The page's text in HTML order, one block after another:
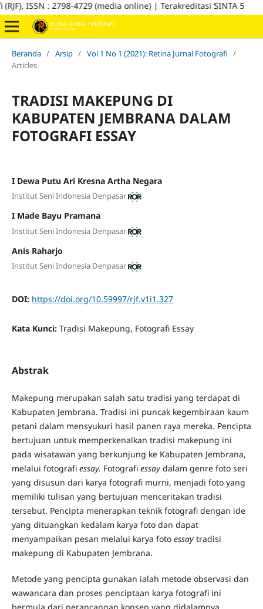
ISSN : 2798-4729 (media online) | Terakreditasi SINTA 5
Beranda / Arsip / Vol 1 No 1 (2021): Retina Jurnal Fotografi /
Articles
TRADISI MAKEPUNG DI
KABUPATEN JEMBRANA DALAM
FOTOGRAFI ESSAY
I Dewa Putu Ari Kresna Artha Negara
Institut Seni Indonesia Denpasar
I Made Bayu Pramana
Institut Seni Indonesia Denpasar
Anis Raharjo
Institut Seni Indonesia Denpasar
DOI: https://doi.org/10.59997/rjf.v1i1.327
Kata Kunci: Tradisi Makepung, Fotografi Essay
Abstrak
Makepung merupakan salah satu tradisi yang terdapat di
Kabupaten Jembrana. Tradisi ini puncak kegembiraan kaum
petani dalam mensyukuri hasil panen raya mereka. Pencipta
bertujuan untuk memperkenalkan tradisi makepung ini
pada wisatawan yang berkunjung ke Kabupaten Jembrana,
melalui fotografi essay. Fotografi essaydalam genre foto seri
yang disusun dari karya fotografi murni, menjadi foto yang
memiliki tulisan yang bertujuan menceritakan tradisi
tersebut. Pencipta menerapkan teknik fotografi dengan ide
yang dituangkan kedalam karya foto dan dapat
menyampaikan pesan melalui karya foto essaytradisi
makepung di Kabupaten Jembrana.
Metode yang pencipta gunakan ialah metode observasi dan
wawancara dan proses penciptaan karya fotografi ini
bermula dari perancangan konsep yang didalamnya